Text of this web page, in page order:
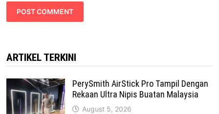
ARTIKEL TERKINI
PerySmith AirStick Pro Tampil Dengan
Rekaan Ultra Nipis Buatan Malaysia
August 5, 2026